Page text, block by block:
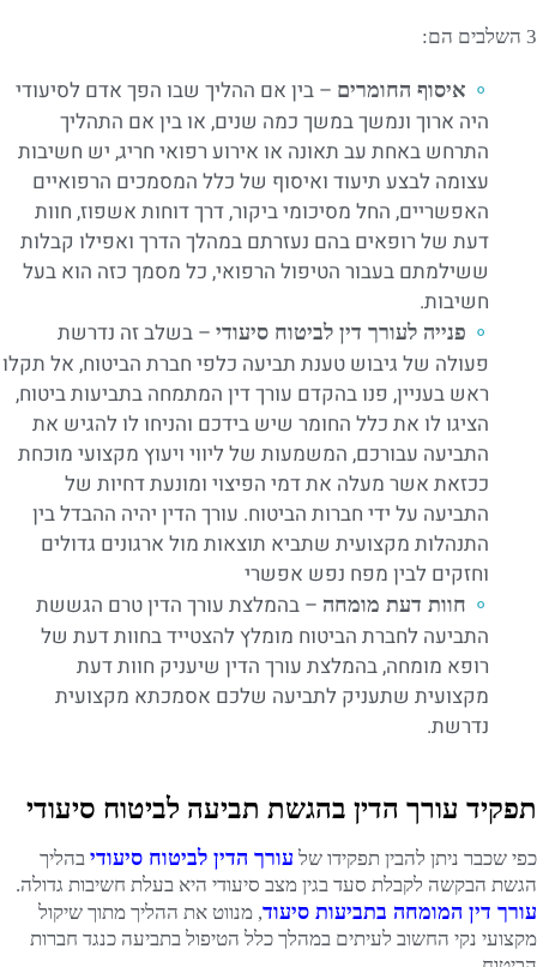
3 השלבים הם:
איסוף החומרים – בין אם ההליך שבו הפך אדם לסיעודי
היה ארוך ונמשך במשך כמה שנים, או בין אם התהליך
התרחש באחת עב תאונה או אירוע רפואי חריג, יש חשיבות
עצומה לבצע תיעוד ואיסוף של כלל המסמכים הרפואיים
האפשריים, החל מסיכומי ביקור, דרך דוחות אשפוז, חוות
דעת של רופאים בהם נעזרתם במהלך הדרך ואפילו קבלות
ששילמתם בעבור הטיפול הרפואי, כל מסמך כזה הוא בעל
חשיבות.
פנייה לעורך דין לביטוח סיעודי – בשלב זה נדרשת
פעולה של גיבוש טענת תביעה כלפי חברת הביטוח, אל תקלו
ראש בעניין, פנו בהקדם עורך דין המתמחה בתביעות ביטוח,
הציגו לו את כלל החומר שיש בידכם והניחו לו להגיש את
התביעה עבורכם, המשמעות של ליווי ויעוץ מקצועי מוכחת
ככזאת אשר מעלה את דמי הפיצוי ומונעת דחיות של
התביעה על ידי חברות הביטוח. עורך הדין יהיה ההבדל בין
התנהלות מקצועית שתביא תוצאות מול ארגונים גדולים
וחזקים לבין מפח נפש אפשרי
חוות דעת מומחה – בהמלצת עורך הדין טרם הגששת
התביעה לחברת הביטוח מומלץ להצטייד בחוות דעת של
רופא מומחה, בהמלצת עורך הדין שיעניק חוות דעת
מקצועית שתעניק לתביעה שלכם אסמכתא מקצועית
נדרשת.
תפקיד עורך הדין בהגשת תביעה לביטוח סיעודי
כפי שכבר ניתן להבין תפקידו של עורך הדין לביטוח סיעודי בהליך
הגשת הבקשה לקבלת סעד בגין מצב סיעודי היא בעלת חשיבות גדולה.
עורך דין המומחה בתביעות סיעוד, מנווט את ההליך מתוך שיקול
מקצועי נקי החשוב לעיתים במהלך כלל הטיפול בתביעה כנגד חברות